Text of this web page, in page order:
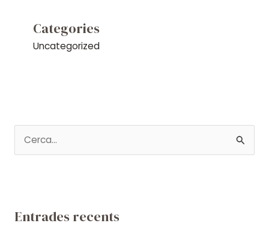
Categories
Uncategorized
e
Entrades recents